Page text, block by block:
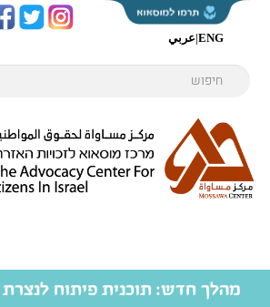
ENG
|عربي
מהלך חדש: תוכנית פיתוח לנצרת